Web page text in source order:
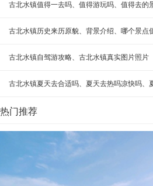
古北水镇值得一去吗、值得游玩吗、值得去的
古北水镇历史来历原貌、背景介绍、哪个景点
古北水镇自驾游攻略、古北水镇真实图片照片
古北水镇夏天去合适吗、夏天去热吗凉快吗、
热门推荐